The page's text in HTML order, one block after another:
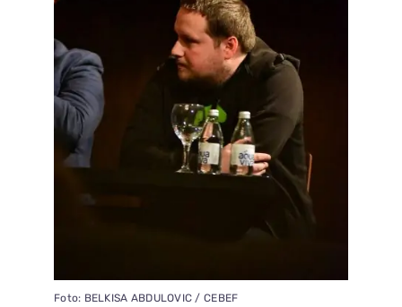
Foto: BELKISA ABDULOVIC / CEBEF